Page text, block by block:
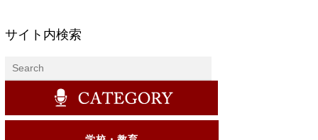
サイト内検索